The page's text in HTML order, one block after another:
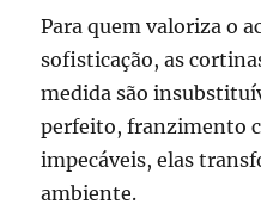
Para quem valoriza o
sofisticação, as
medida são
perfeito, franzimento
impecáveis, elas
ambiente.